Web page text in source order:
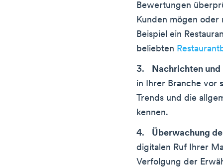
Bewertungen
Kunden mögen oder
Beispiel ein
beliebten
Nachrichten
in Ihrer Branche vor
Trends und die
kennen.
Überwachung
digitalen Ruf Ihrer
Verfolgung der